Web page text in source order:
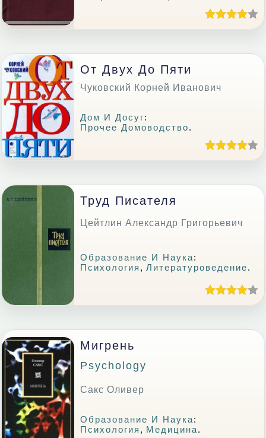
От Двух До Пяти
Чуковский Корней Иванович
Дом И Досуг:
Прочее Домоводство.
Труд Писателя
Цейтлин Александр Григорьевич
Образование И Наука:
Психология ,Литературоведение.
Мигрень
Psychology
Сакс Оливер
Образование И Наука:
Психология , Медицина.